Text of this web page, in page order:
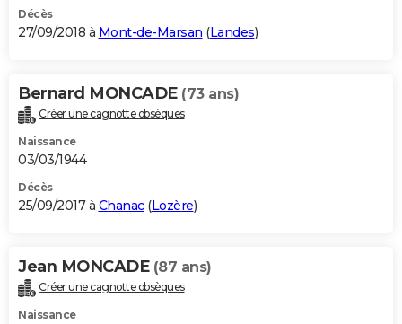
Décès
27/09/2018 à Mont-de-Marsan (Landes)
Bernard MONCADE (73 ans)
Créer une cagnotte obsèques
Naissance
03/03/1944
Décès
25/09/2017 à Chanac(Lozère)
Jean MONCADE (87 ans)
Créer une cagnotte obsèques
Naissance